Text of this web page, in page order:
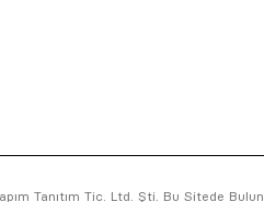
Tanıtım Tic. Ltd. Şti. Bu Sitede